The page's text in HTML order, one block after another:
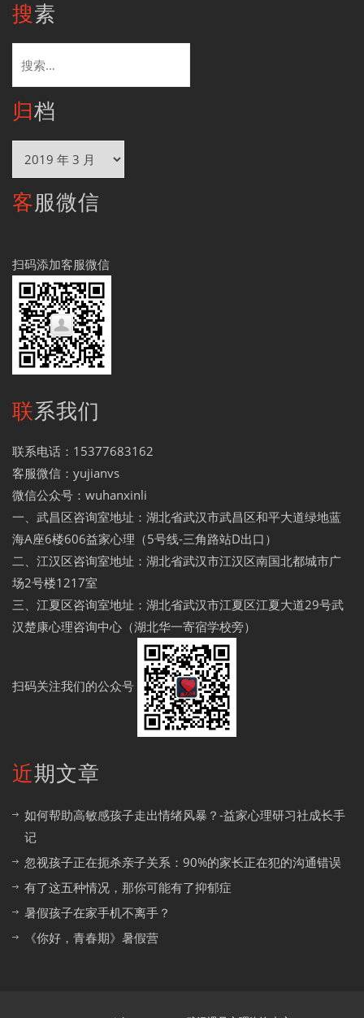
搜素
索：
归档
客服微信
扫码添加客服微信
联系我们
联系电话：15377683162
客服微信：yujianvs
微信公众号：wuhanxinli
一、武昌区咨询室地址：湖北省武汉市武昌区和平大道绿地蓝
海A座6楼606益家心理（5号线-三角路站D出口）
二、江汉区咨询室地址：湖北省武汉市江汉区南国北都城市广
场2号楼1217室
三、江夏区咨询室地址：湖北省武汉市江夏区江夏大道29号武
汉楚康心理咨询中心（湖北华一寄宿学校旁）
扫码关注我们的公众号
近期文章
如何帮助高敏感孩子走出情绪风暴？-益家心理研习社成长手
记
忽视孩子正在扼杀亲子关系：90%的家长正在犯的沟通错误
有了这五种情况，那你可能有了抑郁症
暑假孩子在家手机不离手？
《你好，青春期》暑假营